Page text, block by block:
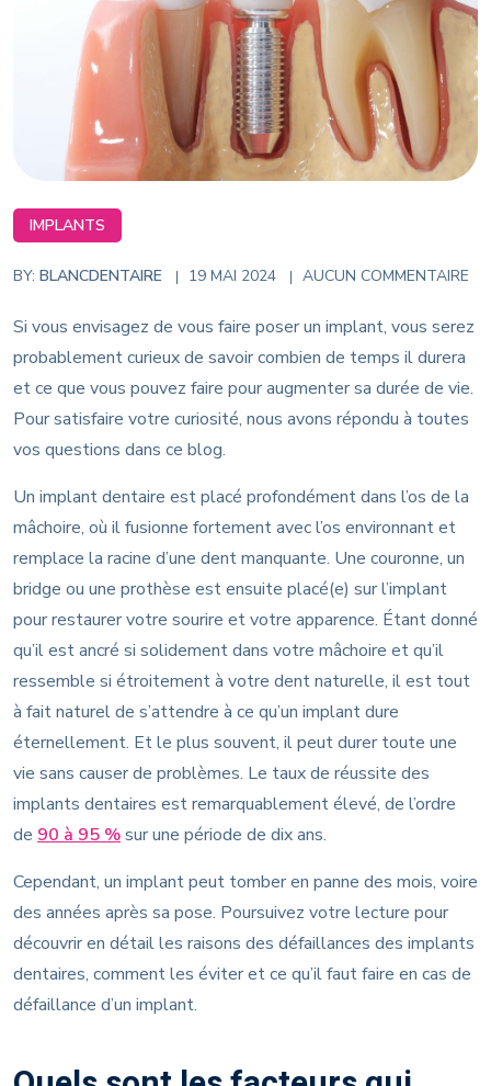
IMPLANTS
BY: BLANCDENTAIRE 19 MAI 2024 AUCUN COMMENTAIRE
Si vous envisagez de vous faire poser un implant, vous serez
probablement curieux de savoir combien de temps il durera
et ce que vous pouvez faire pour augmenter sa durée de vie.
Pour satisfaire votre curiosité, nous avons répondu à toutes
vos questions dans ce blog.
Un implant dentaire est placé profondément dans l’os de la
mâchoire, où il fusionne fortement avec l’os environnant et
remplace la racine d’une dent manquante. Une couronne, un
bridge ou une prothèse est ensuite placé(e) sur l’implant
pour restaurer votre sourire et votre apparence. Étant donné
qu’il est ancré si solidement dans votre mâchoire et qu’il
ressemble si étroitement à votre dent naturelle, il est tout
à fait naturel de s’attendre à ce qu’un implant dure
éternellement. Et le plus souvent, il peut durer toute une
vie sans causer de problèmes. Le taux de réussite des
implants dentaires est remarquablement élevé, de l’ordre
de 90 à 95 %sur une période de dix ans.
Cependant, un implant peut tomber en panne des mois, voire
des années après sa pose. Poursuivez votre lecture pour
découvrir en détail les raisons des défaillances des implants
dentaires, comment les éviter et ce qu’il faut faire en cas de
défaillance d’un implant.